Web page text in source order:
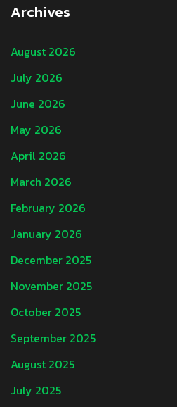
Archives
August 2026
July 2026
June 2026
May 2026
April 2026
March 2026
February 2026
January 2026
December 2025
November 2025
October 2025
September 2025
August 2025
July 2025